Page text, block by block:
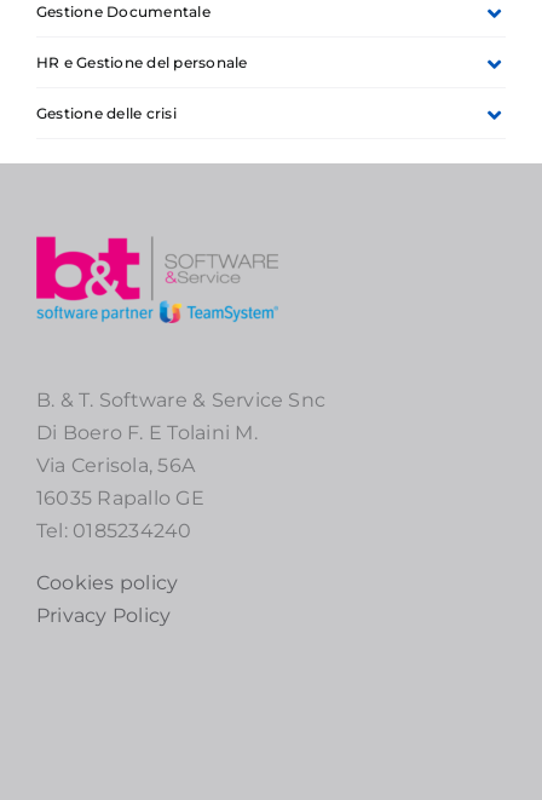
Gestione Documentale
HR e Gestione del personale
Gestione delle crisi
B. & T. Software & Service Snc
Di Boero F. E Tolaini M.
Via Cerisola, 56A
16035 Rapallo GE
Tel: 0185234240
Cookies policy
Privacy Policy